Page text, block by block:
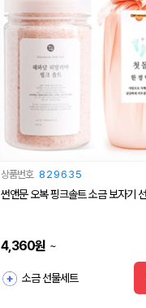
상품번호 829635
썬앤문 오복 핑크솔트 소금 보자기
4,360원 ~
소금 선물세트